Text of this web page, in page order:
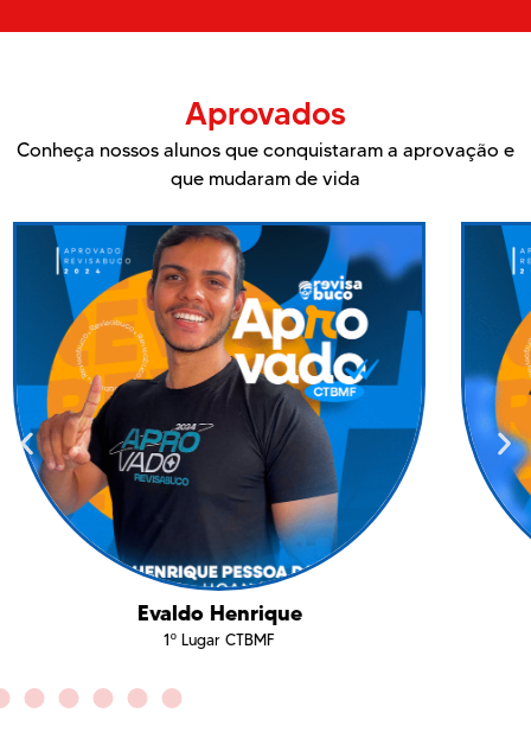
Aprovados
Conheça nossos alunos que conquistaram a aprovação e
que mudaram de vida
Evaldo Henrique
1º Lugar CTBMF